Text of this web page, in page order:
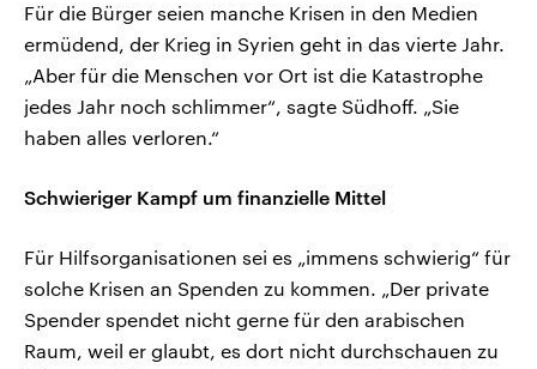
Für die Bürger seien manche Krisen in den Medien
ermüdend, der Krieg in Syrien geht in das vierte Jahr.
„Aber für die Menschen vor Ort ist die Katastrophe
jedes Jahr noch schlimmer“, sagte Südhoff. „Sie
haben alles verloren.“
Schwieriger Kampf um finanzielle Mittel
Für Hilfsorganisationen sei es „immens schwierig“ für
solche Krisen an Spenden zu kommen. „Der private
Spender spendet nicht gerne für den arabischen
Raum, weil er glaubt, es dort nicht durchschauen zu